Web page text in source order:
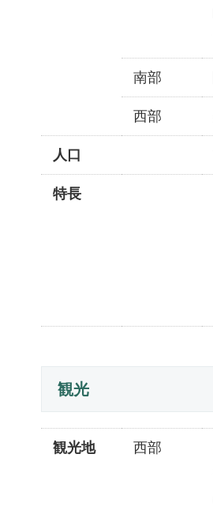
南部
西部
人口
特長
観光
観光地 西部